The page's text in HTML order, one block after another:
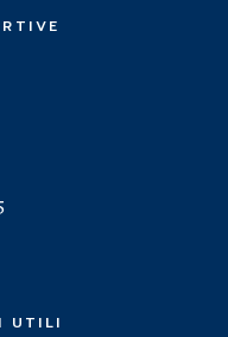
UTILI